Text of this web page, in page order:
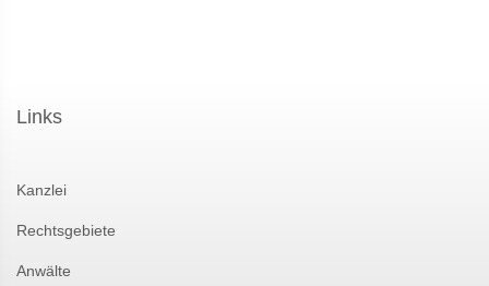
Links
Kanzlei
Rechtsgebiete
Anwälte